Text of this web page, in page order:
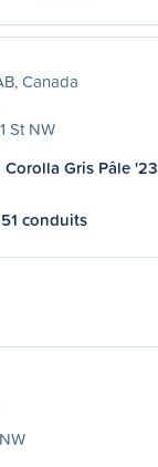
Canada
St NW
Corolla Gris Pâle '23
51 conduits